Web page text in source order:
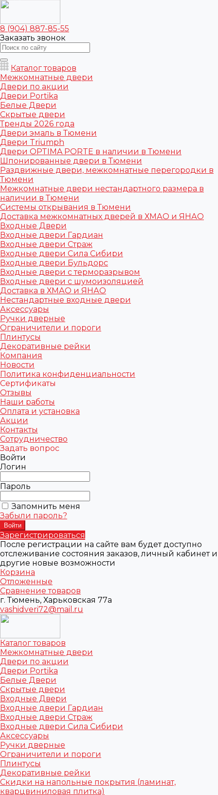
8 (904) 887-85-55
Заказать звонок
Каталог товаров
Межкомнатные двери
Двери по акции
Двери Portika
Белые Двери
Скрытые двери
Тренды 2026 года
Двери эмаль в Тюмени
Двери Triumph
Двери OPTIMA PORTE в наличии в Тюмени
Шпонированные двери в Тюмени
Раздвижные двери, межкомнатные перегородки в
Тюмени
Межкомнатные двери нестандартного размера в
наличии в Тюмени
Системы открывания в Тюмени
Доставка межкомнатных дверей в ХМАО и ЯНАО
Входные Двери
Входные двери Гардиан
Входные двери Страж
Входные двери Сила Сибири
Входные двери Бульдорс
Входные двери с терморазрывом
Входные двери с шумоизоляцией
Доставка в ХМАО и ЯНАО
Нестандартные входные двери
Аксессуары
Ручки дверные
Ограничители и пороги
Плинтусы
Декоративные рейки
Компания
Новости
Политика конфиденциальности
Сертификаты
Отзывы
Наши работы
Оплата и установка
Акции
Контакты
Сотрудничество
Задать вопрос
Войти
Логин
Пароль
Запомнить меня
Забыли пароль?
Зарегистрироваться
После регистрации на сайте вам будет доступно
отслеживание состояния заказов, личный кабинет и
другие новые возможности
Корзина
Отложенные
Сравнение товаров
г. Тюмень, Харьковская 77а
vashidveri72@mail.ru
Каталог товаров
Межкомнатные двери
Двери по акции
Двери Portika
Белые Двери
Скрытые двери
Входные Двери
Входные двери Гардиан
Входные двери Страж
Входные двери Сила Сибири
Аксессуары
Ручки дверные
Ограничители и пороги
Плинтусы
Декоративные рейки
Скидки на напольные покрытия (ламинат,
кварцвиниловая плитка)